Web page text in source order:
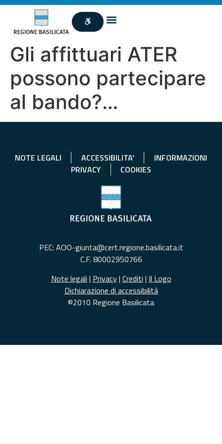
Gli affittuari ATER
possono partecipare
al bando?…
NOTE LEGALI ACCESSIBILITA'
INFORMAZIONI
PRIVACY
COOKIES
PEC: AOO-giunta@cert.regione.basilicata.it
C.F. 80002950766
Note legali | Privacy| Crediti | Il Logo
Dichiarazione di accessibilità
©2010 Regione Basilicata